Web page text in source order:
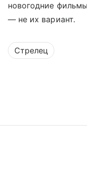
новогодние
— не их вариант.
Стрелец